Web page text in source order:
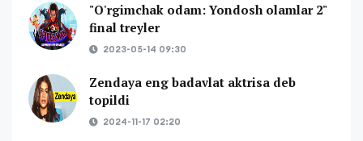
"O'rgimchak odam: Yondosh olamlar 2"
final treyler
2023-05-14 09:30
Zendaya eng badavlat aktrisa deb
topildi
2024-11-17 02:20